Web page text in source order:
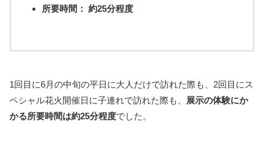
所要時間： 約25分程度
1回目に6月の中旬の平日に大人だけで訪れた際も、2回目にス
ペシャル花火開催日に子連れで訪れた際も、
展示の体験にか
かる所要時間は約25分程度でした。